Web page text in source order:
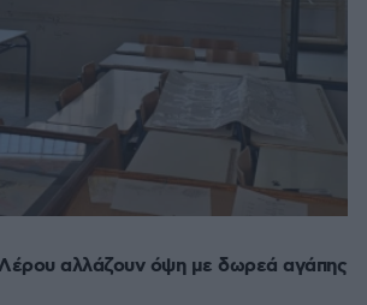
αλλάζουν όψη με δωρεά αγάπης